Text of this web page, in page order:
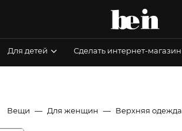
Для детей Сделать интернет-магазин
Вещи Для женщин Верхняя одежда